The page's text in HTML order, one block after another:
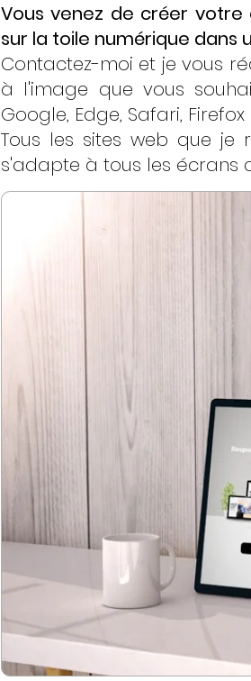
Vous venez de créer
sur la toile numérique
Contactez-moi et je vous
à l'image que vous
Google, Edge, Safari,
Tous les sites web que je
s'adapte à tous les écrans